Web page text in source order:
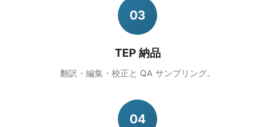
03
TEP 納品
翻訳・編集・校正と QA サンプリング。
04